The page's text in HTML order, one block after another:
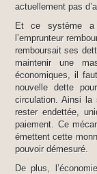
actuellement pas
Et ce système a
l’emprunteur
remboursait ses
maintenir une
économiques, il
nouvelle dette
circulation. Ainsi la
rester endettée,
paiement. Ce
émettent cette
pouvoir démesuré.
De plus,